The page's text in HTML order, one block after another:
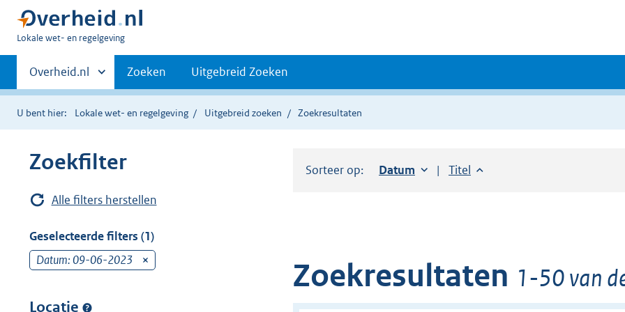
U
hier:
Lokale wet- en regelgeving
Primaire
navigatie
Andere
sites
binnen
Overheid.nl Zoeken Uitgebreid Zoeken
U bent hier: Lokale wet- en regelgeving Uitgebreid zoeken Zoekresultaten
Zoekfilter
Alle filters herstellen
Geselecteerde filters (1)
Datum: 09-06-2023
Locatie
Sorteer op: Sorteer op:
Datum oplopendSorteer op:
Titel oplopend
Zoekresultaten 1-50 van